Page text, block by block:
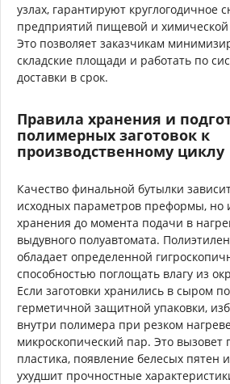
узлах, гарантируют круглогодичное
предприятий пищевой и
Это позволяет заказчикам
складские площади и работать по
доставки в срок.
Правила хранения и
полимерных заготовок к
производственному циклу
Качество финальной бутылки
исходных параметров преформы, но
хранения до момента подачи в
выдувного полуавтомата.
обладает определенной
способностью поглощать влагу из
Если заготовки хранились в сыром
герметичной защитной упаковки,
внутри полимера при резком
микроскопический пар. Это вызовет
пластика, появление белесых пятен
ухудшит прочностные